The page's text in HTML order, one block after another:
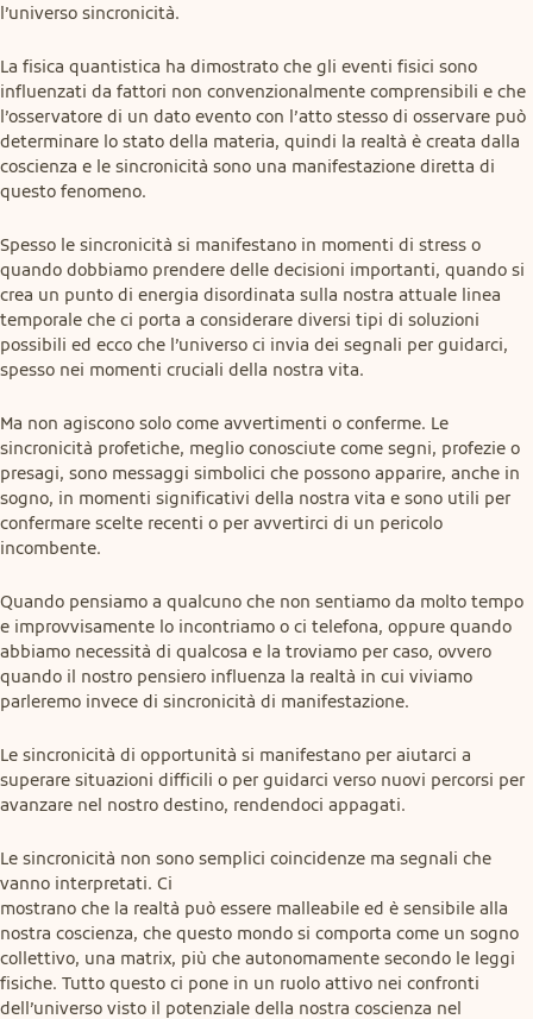
l’universo sincronicità.
La fisica quantistica ha dimostrato che gli eventi fisici sono
influenzati da fattori non convenzionalmente comprensibili e che
l’osservatore di un dato evento con l’atto stesso di osservare può
determinare lo stato della materia, quindi la realtà è creata dalla
coscienza e le sincronicità sono una manifestazione diretta di
questo fenomeno.
Spesso le sincronicità si manifestano in momenti di stress o
quando dobbiamo prendere delle decisioni importanti, quando si
crea un punto di energia disordinata sulla nostra attuale linea
temporale che ci porta a considerare diversi tipi di soluzioni
possibili ed ecco che l’universo ci invia dei segnali per guidarci,
spesso nei momenti cruciali della nostra vita.
Ma non agiscono solo come avvertimenti o conferme. Le
sincronicità profetiche, meglio conosciute come segni, profezie o
presagi, sono messaggi simbolici che possono apparire, anche in
sogno, in momenti significativi della nostra vita e sono utili per
confermare scelte recenti o per avvertirci di un pericolo
incombente.
Quando pensiamo a qualcuno che non sentiamo da molto tempo
e improvvisamente lo incontriamo o ci telefona, oppure quando
abbiamo necessità di qualcosa e la troviamo per caso, ovvero
quando il nostro pensiero influenza la realtà in cui viviamo
parleremo invece di sincronicità di manifestazione.
Le sincronicità di opportunità si manifestano per aiutarci a
superare situazioni difficili o per guidarci verso nuovi percorsi per
avanzare nel nostro destino, rendendoci appagati.
Le sincronicità non sono semplici coincidenze ma segnali che
vanno interpretati. Ci
mostrano che la realtà può essere malleabile ed è sensibile alla
nostra coscienza, che questo mondo si comporta come un sogno
collettivo, una matrix, più che autonomamente secondo le leggi
fisiche. Tutto questo ci pone in un ruolo attivo nei confronti
dell’universo visto il potenziale della nostra coscienza nel